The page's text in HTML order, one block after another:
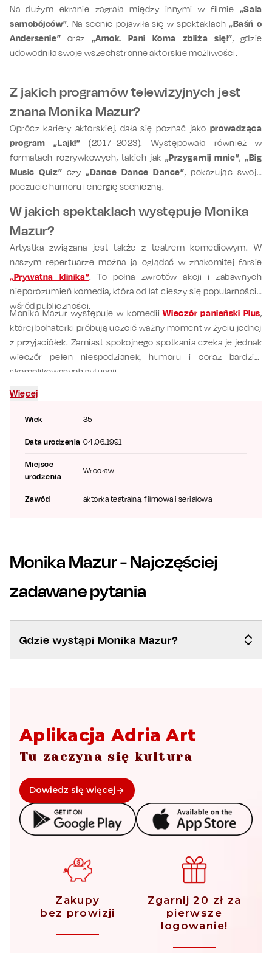
Wiek 35
Data urodzenia 04.06.1991
Miejsce
urodzenia
Wrocław
Zawód aktorka teatralna, filmowa i serialowa
Na dużym ekranie zagrała między innymi w filmie „Sala
samobójców”. Na scenie pojawiła się w spektaklach „Baśń o
Andersenie” oraz „Amok. Pani Koma zbliża się!”, gdzie
udowodniła swoje wszechstronne aktorskie możliwości.
Z jakich programów telewizyjnych jest
znana Monika Mazur?
Oprócz kariery aktorskiej, dała się poznać jako prowadząca
program „Lajk!” (2017–2023). Występowała również w
formatach rozrywkowych, takich jak „Przygarnij mnie”,„Big
Music Quiz” czy „Dance Dance Dance”, pokazując swoje
poczucie humoru i energię sceniczną.
W jakich spektaklach występuje Monika
Mazur?
Artystka związana jest także z teatrem komediowym. W
naszym repertuarze można ją oglądać w znakomitej farsie
„Prywatna klinika”. To pełna zwrotów akcji i zabawnych
nieporozumień komedia, która od lat cieszy się popularnością
wśród publiczności.
Monika Mazur występuje w komediiWieczór panieński Plus,
której bohaterki próbują uczcić ważny moment w życiu jednej
z przyjaciółek. Zamiast spokojnego spotkania czeka je jednak
wieczór pełen niespodzianek, humoru i coraz bardziej
skomplikowanych sytuacji.
Więcej
Monika Mazur- Najczęściej
zadawane pytania
Gdzie wystąpi Monika Mazur?
Aplikacja Adria Art
Tu zaczyna się kultura
Dowiedz się więcej
Zakupy
bez prowizji
Zgarnij 20 zł za
pierwsze
logowanie!